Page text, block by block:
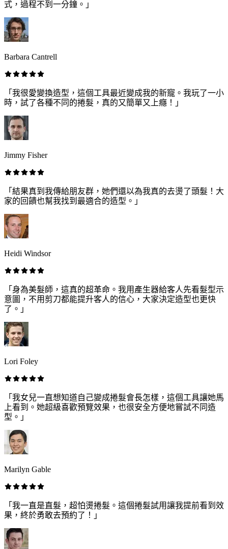
式，過程不到一分鐘。」
Barbara Cantrell
「我很愛變換造型，這個工具最近變成我的新寵。我玩了一小
時，試了各種不同的捲髮，真的又簡單又上癮！」
Jimmy Fisher
「結果真到我傳給朋友群，她們還以為我真的去燙了頭髮！大
家的回饋也幫我找到最適合的造型。」
Heidi Windsor
「身為美髮師，這真的超革命。我用產生器給客人先看髮型示
意圖，不用剪刀都能提升客人的信心，大家決定造型也更快
了。」
Lori Foley
「我女兒一直想知道自己變成捲髮會長怎樣，這個工具讓她馬
上看到。她超級喜歡預覽效果，也很安全方便地嘗試不同造
型。」
Marilyn Gable
「我一直是直髮，超怕燙捲髮。這個捲髮試用讓我提前看到效
果，終於勇敢去預約了！」